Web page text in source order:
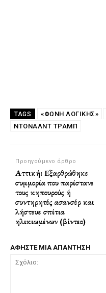
TAGS «ΦΩΝΉ ΛΟΓΙΚΉΣ»
ΝΤΌΝΑΛΝΤ ΤΡΑΜΠ
Προηγούμενο άρθρο
Αττική: Εξαρθρώθηκε
συμμορία που παρίστανε
τους κηπουρούς ή
συντηρητές ασανσέρ και
λήστευε σπίτια
ηλικιωμένων (βίντεο)
ΑΦΗΣΤΕ ΜΙΑ ΑΠΑΝΤΗΣΗ